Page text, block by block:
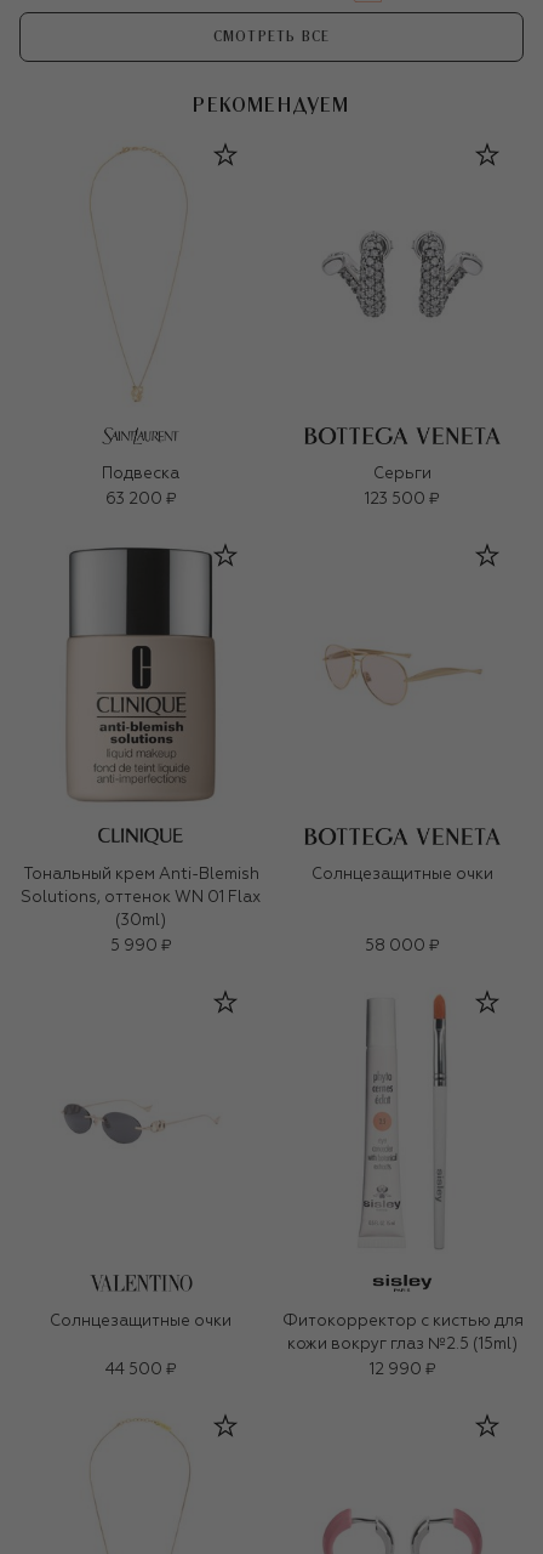
СМОТРЕТЬ ВСЕ
РЕКОМЕНДУЕМ
Подвеска
63 200 ₽
Серьги
123 500 ₽
Тональный крем Anti-Blemish
Solutions, оттенок WN 01 Flax
(30ml)
5 990 ₽
Солнцезащитные очки
58 000 ₽
Солнцезащитные очки
44 500 ₽
Фитокорректор с кистью для
кожи вокруг глаз №2.5 (15ml)
12 990 ₽